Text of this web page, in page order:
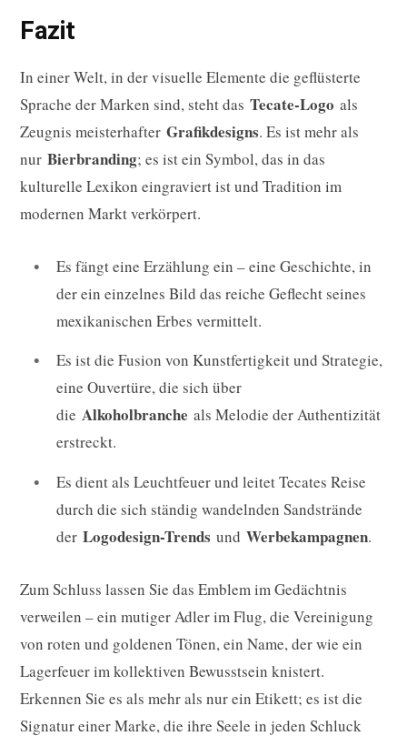
Fazit
In einer Welt, in der visuelle Elemente die geflüsterte
Sprache der Marken sind, steht das Tecate-Logo als
Zeugnis meisterhafter Grafikdesigns. Es ist mehr als
nur Bierbranding; es ist ein Symbol, das in das
kulturelle Lexikon eingraviert ist und Tradition im
modernen Markt verkörpert.
Es fängt eine Erzählung ein – eine Geschichte, in
der ein einzelnes Bild das reiche Geflecht seines
mexikanischen Erbes vermittelt.
Es ist die Fusion von Kunstfertigkeit und Strategie,
eine Ouvertüre, die sich über
die Alkoholbranche als Melodie der Authentizität
erstreckt.
Es dient als Leuchtfeuer und leitet Tecates Reise
durch die sich ständig wandelnden Sandstrände
der Logodesign-Trends und Werbekampagnen.
Zum Schluss lassen Sie das Emblem im Gedächtnis
verweilen – ein mutiger Adler im Flug, die Vereinigung
von roten und goldenen Tönen, ein Name, der wie ein
Lagerfeuer im kollektiven Bewusstsein knistert.
Erkennen Sie es als mehr als nur ein Etikett; es ist die
Signatur einer Marke, die ihre Seele in jeden Schluck